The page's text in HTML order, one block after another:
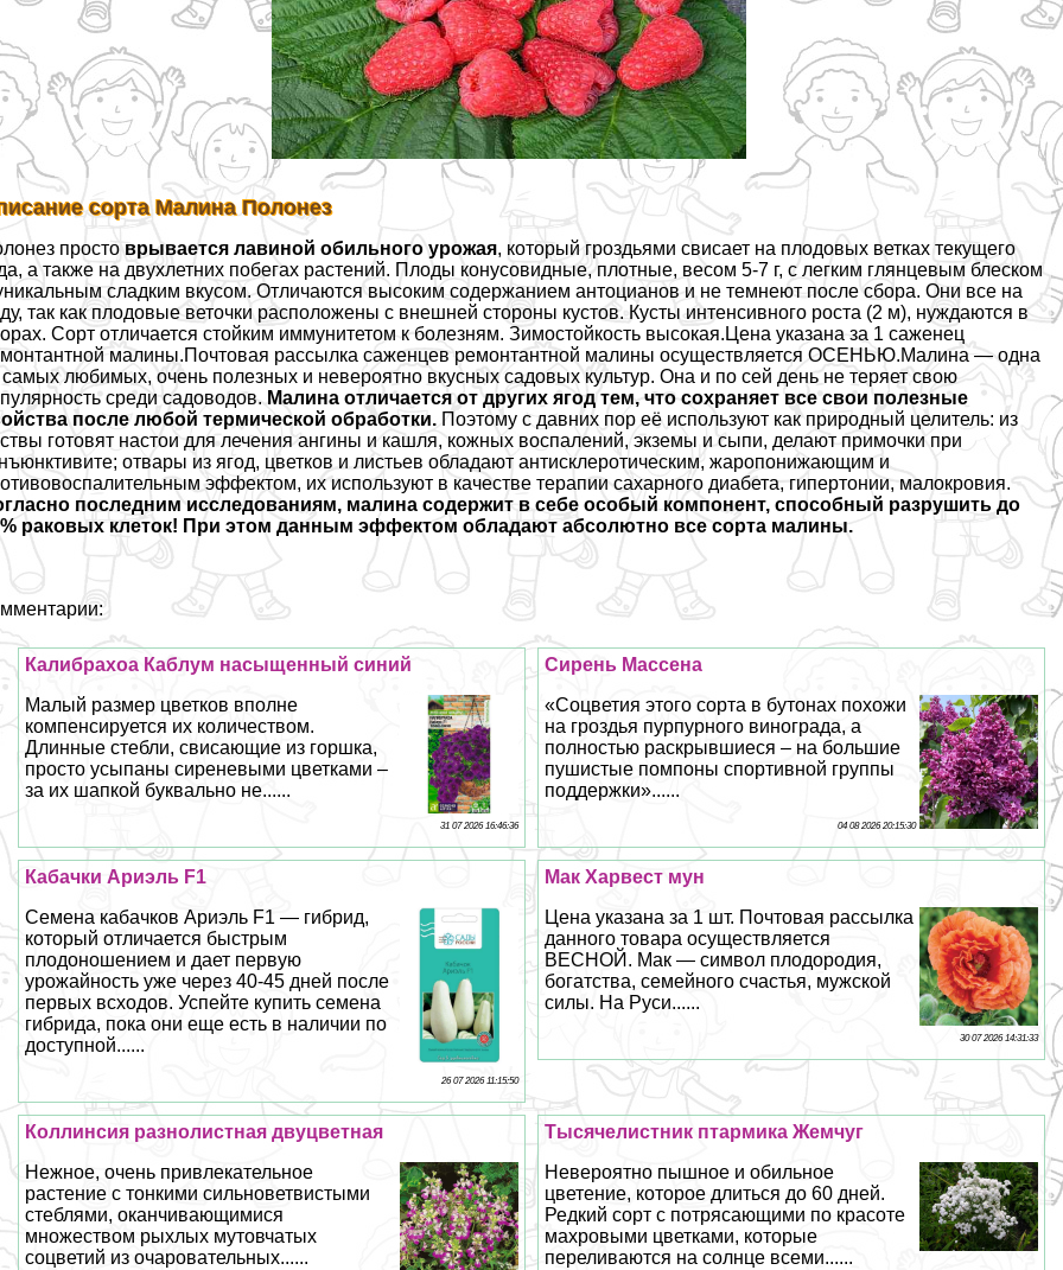
сорта Малина Полонез
простоврывается лавиной обильного урожая, который гроздьями свисает на плодовых ветках текущего
а также на двухлетних побегах растений. Плоды конусовидные, плотные, весом 5-7 г, с легким глянцевым блеском
сладким вкусом. Отличаются высоким содержанием антоцианов и не темнеют после сбора. Они все на
так как плодовые веточки расположены с внешней стороны кустов. Кусты интенсивного роста (2 м), нуждаются в
Сорт отличается стойким иммунитетом к болезням. Зимостойкость высокая.Цена указана за 1 саженец
малины.Почтовая рассылка саженцев ремонтантной малины осуществляется ОСЕНЬЮ.Малина — одна
самых любимых, очень полезных и невероятно вкусных садовых культур. Она и по сей день не теряет свою
среди садоводов. Малина отличается от других ягод тем, что сохраняет все свои полезные
после любой термической обработки. Поэтому с давних пор её используют как природный целитель: из
готовят настои для лечения ангины и кашля, кожных воспалений, экземы и сыпи, делают примочки при
отвары из ягод, цветков и листьев обладают антисклеротическим, жаропонижающим и
эффектом, их используют в качестве терапии сахарного диабета, гипертонии, малокровия.
последним исследованиям, малина содержит в себе особый компонент, способный разрушить до
paковых клеток! При этом данным эффектом обладают абсолютно все сорта малины.
Сирень Массена
«Соцветия этого сорта в бутонах похожи
на гроздья пурпурного винограда, а
полностью раскрывшиеся – на большие
пушистые помпоны спортивной группы
поддержки»......
04 08 2026 20:15:30
Калибрахоа Каблум насыщенный синий
Малый размер цветков вполне
компенсируется их количеством.
Длинные стeбли, свисающие из горшка,
просто усыпаны сиреневыми цветками –
за их шапкой буквально не......
31 07 2026 16:46:36
Мак Харвест мун
Цена указана за 1 шт. Почтовая рассылка
данного товара осуществляется
ВЕСНОЙ. Мак — символ плодородия,
богатства, семейного счастья, мужской
силы. На Руси......
30 07 2026 14:31:33
Кабачки Ариэль F1
Семена кабачков Ариэль F1 — гибрид,
который отличается быстрым
плодоношением и дает первую
урожайность уже через 40-45 дней после
первых всходов. Успейте купить семена
гибрида, пока они еще есть в наличии по
доступной......
26 07 2026 11:15:50
Тысячелистник птармика Жемчуг
Невероятно пышное и обильное
цветение, которое длиться до 60 дней.
Редкий сорт с потрясающими по красоте
махровыми цветками, которые
переливаются на солнце всеми......
Коллинсия разнолистная двуцветная
Нежное, очень привлекательное
растение с тонкими сильноветвистыми
стeблями, оканчивающимися
множеством рыхлых мутовчатых
соцветий из очаровательных......